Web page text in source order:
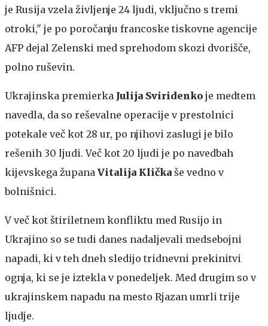
je Rusija vzela življenje 24 ljudi, vključno s tremi
otroki," je po poročanju francoske tiskovne agencije
AFP dejal Zelenski med sprehodom skozi dvorišče,
polno ruševin.
Ukrajinska premierka Julija Sviridenko je medtem
navedla, da so reševalne operacije v prestolnici
potekale več kot 28 ur, po njihovi zaslugi je bilo
rešenih 30 ljudi. Več kot 20 ljudi je po navedbah
kijevskega župana Vitalija Klička še vedno v
bolnišnici.
V več kot štiriletnem konfliktu med Rusijo in
Ukrajino so se tudi danes nadaljevali medsebojni
napadi, ki v teh dneh sledijo tridnevni prekinitvi
ognja, ki se je iztekla v ponedeljek. Med drugim so v
ukrajinskem napadu na mesto Rjazan umrli trije
ljudje.